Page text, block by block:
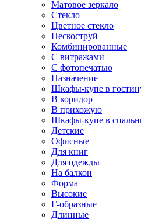
Матовое зеркало
Стекло
Цветное стекло
Пескоструй
Комбинированные
С витражами
С фотопечатью
Назначение
Шкафы-купе в
В коридор
В прихожую
Шкафы-купе в
Детские
Офисные
Для книг
Для одежды
На балкон
Форма
Высокие
Г-образные
Длинные